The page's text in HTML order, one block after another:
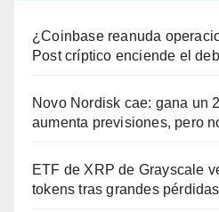
¿Coinbase reanuda
Post críptico enciende el
Novo Nordisk cae: gana un
aumenta previsiones, pero
ETF de XRP de Grayscale
tokens tras grandes pérdidas